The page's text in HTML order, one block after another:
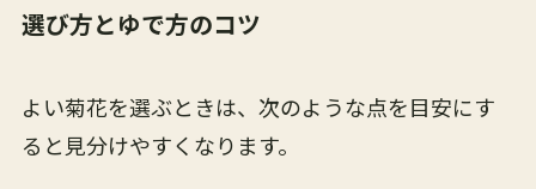
選び方とゆで方のコツ
よい菊花を選ぶときは、次のような点を目安にす
ると見分けやすくなります。